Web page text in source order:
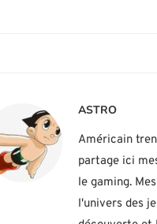
ASTRO
Américain
partage ici
le gaming.
l'univers des